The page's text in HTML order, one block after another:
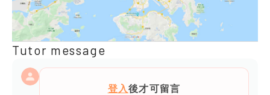
Tutor message
登入後才可留言